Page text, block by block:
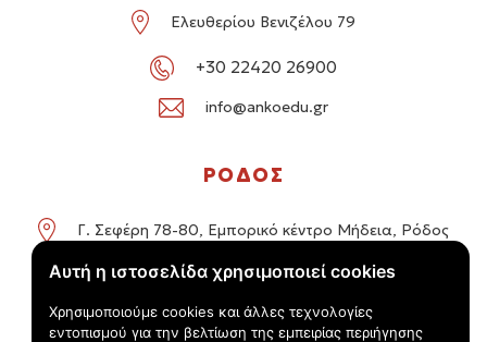
Αυτή η ιστοσελίδα χρησιμοποιεί cookies
Χρησιμοποιούμε cookies και άλλες τεχνολογίες
εντοπισμού για την βελτίωση της εμπειρίας περιήγησης
Ελευθερίου Βενιζέλου 79
+30 22420 26900
info@ankoedu.gr
ΡΟΔΟΣ
Γ. Σεφέρη 78-80, Εμπορικό κέντρο Μήδεια, Ρόδος
+30 22414 01016 / +30 22410 62488
info@ankoedu.gr